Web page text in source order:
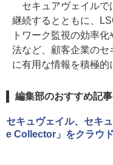
セキュアヴェイルで
継続するとともに、
トワーク監視の効率
法など、顧客企業のセ
に有用な情報を積極的
編集部のおすすめ記事
セキュヴェイル、セキ
e Collector」をクラウ